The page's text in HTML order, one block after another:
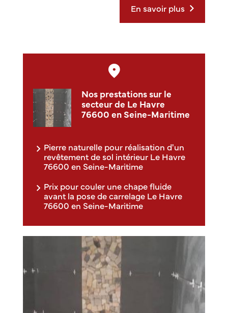
En savoir plus
Nos prestations sur le
secteur de Le Havre
76600 en Seine-Maritime
Pierre naturelle pour réalisation d'un
revêtement de sol intérieur Le Havre
76600 en Seine-Maritime
Prix pour couler une chape fluide
avant la pose de carrelage Le Havre
76600 en Seine-Maritime